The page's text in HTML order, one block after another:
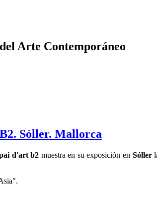
Arte Contemporáneo
Sóller. Mallorca
d'art b2 muestra en su exposición en Sóller